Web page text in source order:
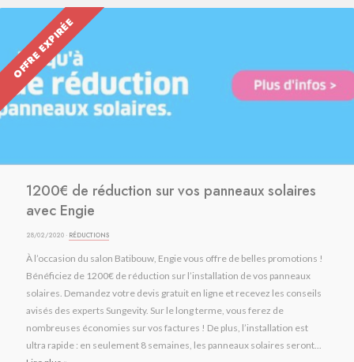
OFFRE EXPIRÉE
1200€ de réduction sur vos panneaux solaires
avec Engie
28/02/2020 · RÉDUCTIONS
À l’occasion du salon Batibouw, Engie vous offre de belles promotions !
Bénéficiez de 1200€ de réduction sur l’installation de vos panneaux
solaires. Demandez votre devis gratuit en ligne et recevez les conseils
avisés des experts Sungevity. Sur le long terme, vous ferez de
nombreuses économies sur vos factures ! De plus, l’installation est
ultra rapide : en seulement 8 semaines, les panneaux solaires seront...